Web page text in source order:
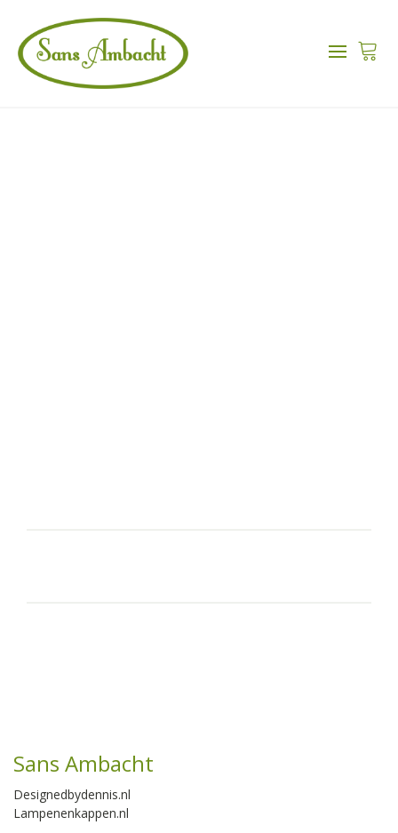
Sans Ambacht
Designedbydennis.nl
Lampenenkappen.nl